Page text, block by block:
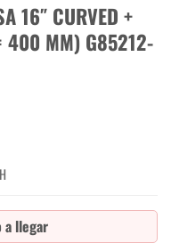
16″ CURVED +
400 MM) G85212-
a llegar